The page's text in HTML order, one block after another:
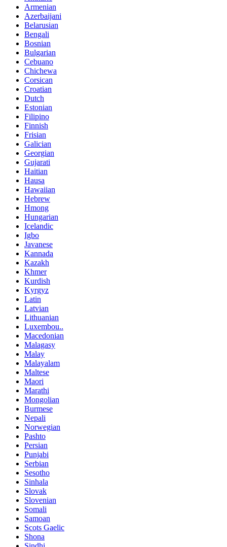
Armenian
Azerbaijani
Belarusian
Bengali
Bosnian
Bulgarian
Cebuano
Chichewa
Corsican
Croatian
Dutch
Estonian
Filipino
Finnish
Frisian
Galician
Georgian
Gujarati
Haitian
Hausa
Hawaiian
Hebrew
Hmong
Hungarian
Icelandic
Igbo
Javanese
Kannada
Kazakh
Khmer
Kurdish
Kyrgyz
Latin
Latvian
Lithuanian
Luxembou..
Macedonian
Malagasy
Malay
Malayalam
Maltese
Maori
Marathi
Mongolian
Burmese
Nepali
Norwegian
Pashto
Persian
Punjabi
Serbian
Sesotho
Sinhala
Slovak
Slovenian
Somali
Samoan
Scots Gaelic
Shona